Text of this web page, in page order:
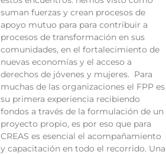
suman fuerzas y crean procesos de
apoyo mutuo para para contribuir a
procesos de transformación en sus
comunidades, en el fortalecimiento de
nuevas economías y el acceso a
derechos de jóvenes y mujeres. Para
muchas de las organizaciones el FPP es
su primera experiencia recibiendo
fondos a través de la formulación de un
proyecto propio, es por eso que para
CREAS es esencial el acompañamiento
y capacitación en todo el recorrido. Una